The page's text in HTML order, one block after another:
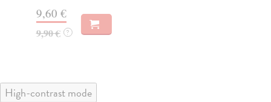
9,60 €
9,90 € ?
High-contrast mode